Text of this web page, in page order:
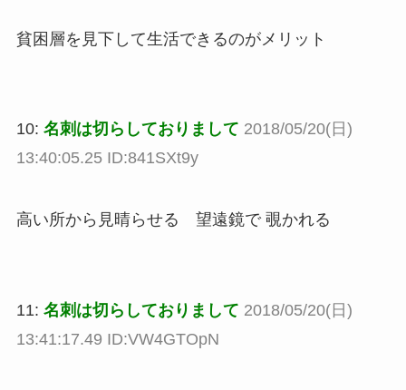
貧困層を見下して生活できるのがメリット
10: 名刺は切らしておりまして 2018/05/20(日)
13:40:05.25 ID:841SXt9y
高い所から見晴らせる 望遠鏡で 覗かれる
11: 名刺は切らしておりまして 2018/05/20(日)
13:41:17.49 ID:VW4GTOpN